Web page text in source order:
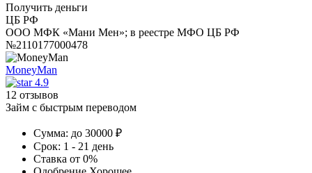
Получить деньги
ЦБ РФ
ООО МФК «Мани Мен»; в реестре МФО ЦБ РФ
№2110177000478
MoneyMan
4.9
12 отзывов
Займ с быстрым переводом
Сумма: до 30000 ₽
Срок: 1 - 21 день
Ставка от 0%